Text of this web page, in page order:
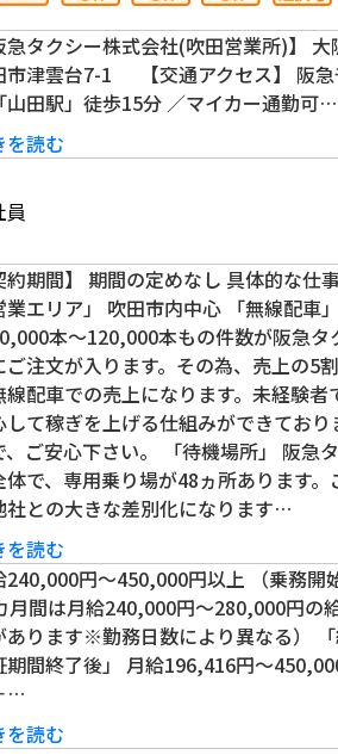
急タクシー株式会社(吹田営業所)】 大
市津雲台7-1 【交通アクセス】 阪急
山田駅」徒歩15分 ／マイカー通勤可…
を読む
員
約期間】 期間の定めなし 具体的な仕
業エリア」 吹田市内中心 「無線配車
本～120,000本もの件数が阪急タ
ご注文が入ります。その為、売上の5
線配車での売上になります。未経験者
して稼ぎを上げる仕組みができており
、ご安心下さい。 「待機場所」 阪急
体で、専用乗り場が48ヵ所あります。
社との大きな差別化になります…
を読む
240,000円～450,000円以上 （乗務開
月間は月給240,000円～280,000円の
あります※勤務日数により異なる）
期間終了後」 月給196,416円～
…
を読む